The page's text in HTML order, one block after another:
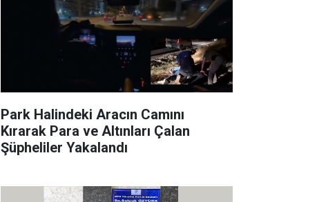
Park Halindeki Aracın Camını
Kırarak Para ve Altınları Çalan
Şüpheliler Yakalandı